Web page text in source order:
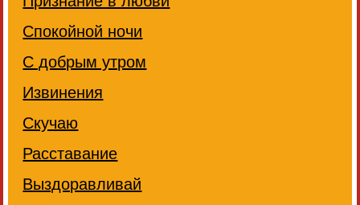
Спокойной ночи
С добрым утром
Извинения
Скучаю
Расставание
Выздоравливай